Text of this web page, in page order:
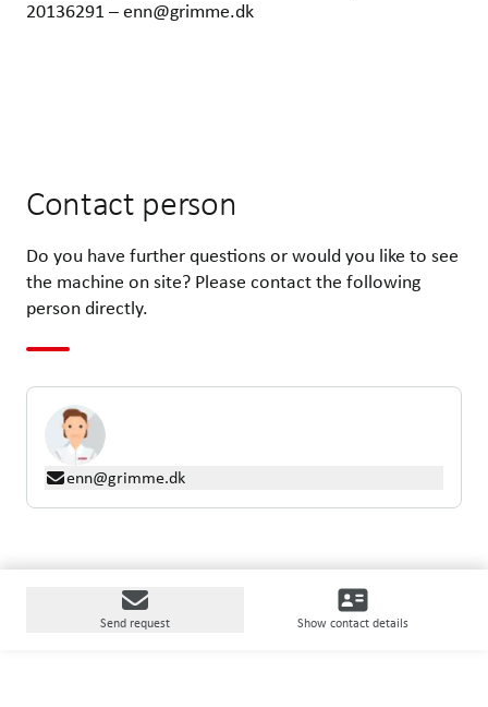
20136291 – enn@grimme.dk
Contact person
Do you have further questions or would you like to see
the machine on site? Please contact the following
person directly.
enn@grimme.dk
Send request Show contact details